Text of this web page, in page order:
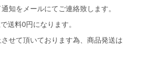
知をメールにてご連絡致します。
送料0円になります。
せて頂いております為、商品発送は